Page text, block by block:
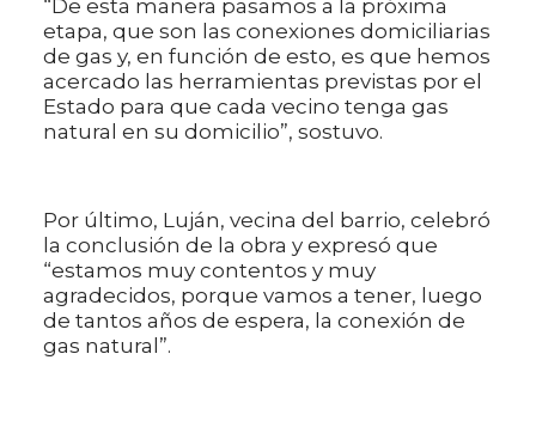
“De esta manera pasamos a la próxima
etapa, que son las conexiones domiciliarias
de gas y, en función de esto, es que hemos
acercado las herramientas previstas por el
Estado para que cada vecino tenga gas
natural en su domicilio”, sostuvo.
Por último, Luján, vecina del barrio, celebró
la conclusión de la obra y expresó que
“estamos muy contentos y muy
agradecidos, porque vamos a tener, luego
de tantos años de espera, la conexión de
gas natural”.